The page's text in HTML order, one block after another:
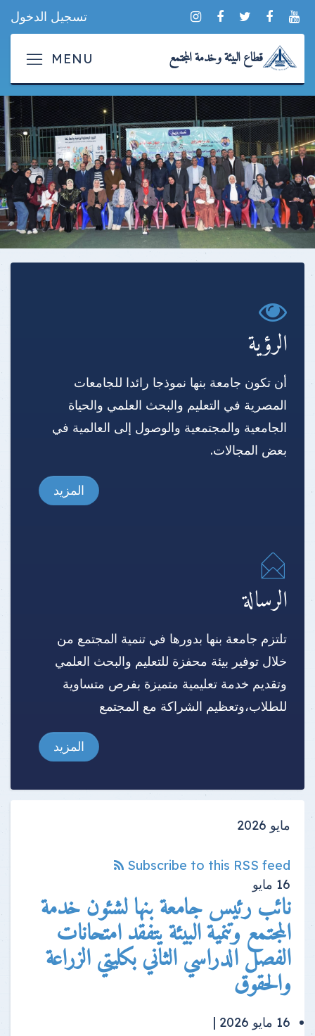
تسجيل الدخول
قطاع البيئة وخدمة المجتمع
الرؤية
أن تكون جامعة بنها نموذجا رائدا للجامعات
المصرية في التعليم والبحث العلمي والحياة
الجامعية والمجتمعية والوصول إلى العالمية في
بعض المجالات.
المزيد
الرسالة
تلتزم جامعة بنها بدورها في تنمية المجتمع من
خلال توفير بيئة محفزة للتعليم والبحث العلمي
وتقديم خدمة تعليمية متميزة بفرص متساوية
للطلاب،وتعظيم الشراكة مع المجتمع
المزيد
مايو 2026
Subscribe to this RSS feed
16 مايو
نائب رئيس جامعة بنها لشئون خدمة
المجتمع وتنمية البيئة يتفقد امتحانات
الفصل الدراسي الثاني بكليتي الزراعة
والحقوق
16 مايو 2026 |